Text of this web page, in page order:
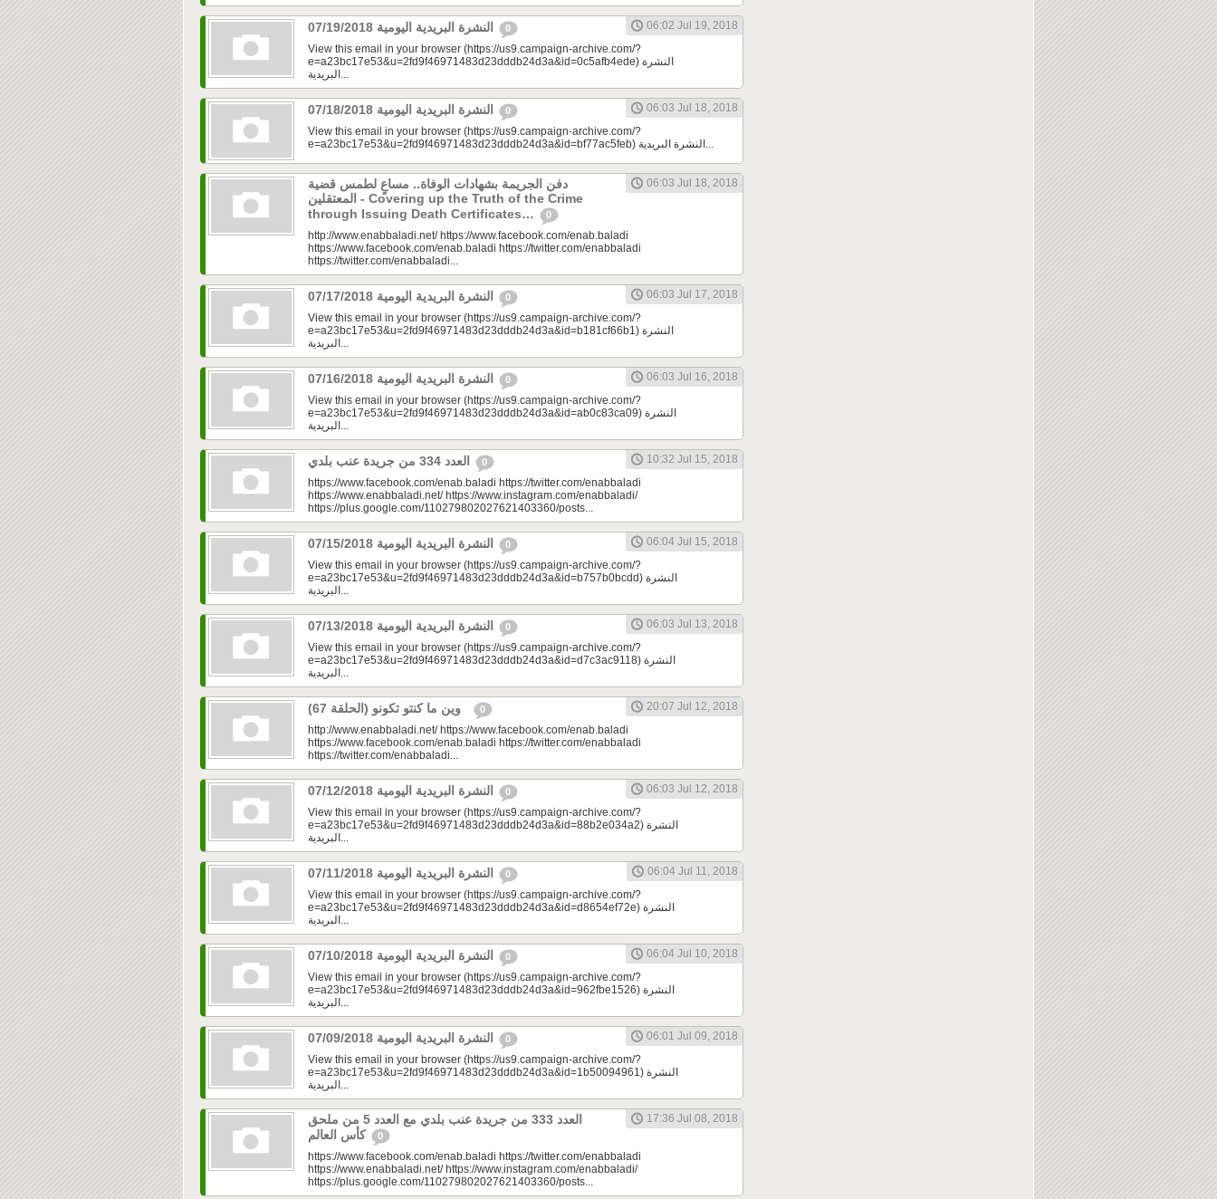
0
06:02 Jul 19, 2018
View this email in your browser (https://us9.campaign-archive.com/?
e=a23bc17e53&u=2fd9f46971483d23dddb24d3a&id=0c5afb4ede) النشرة
البريدية...
0
06:03 Jul 18, 2018
View this email in your browser (https://us9.campaign-archive.com/?
e=a23bc17e53&u=2fd9f46971483d23dddb24d3a&id=bf77ac5feb) النشرة البريدية...
دفن الجريمة بشهادات الوفاة.. مساعٍ لطمس قضية
المعتقلين - Covering up the Truth of the Crime
through Issuing Death Certificates…
0
06:03 Jul 18, 2018
http://www.enabbaladi.net/ https://www.facebook.com/enab.baladi
https://www.facebook.com/enab.baladi https://twitter.com/enabbaladi
https://twitter.com/enabbaladi...
0
06:03 Jul 17, 2018
View this email in your browser (https://us9.campaign-archive.com/?
e=a23bc17e53&u=2fd9f46971483d23dddb24d3a&id=b181cf66b1) النشرة
البريدية...
0
06:03 Jul 16, 2018
View this email in your browser (https://us9.campaign-archive.com/?
e=a23bc17e53&u=2fd9f46971483d23dddb24d3a&id=ab0c83ca09) النشرة
البريدية...
0
10:32 Jul 15, 2018
https://www.facebook.com/enab.baladi https://twitter.com/enabbaladi
https://www.enabbaladi.net/ https://www.instagram.com/enabbaladi/
https://plus.google.com/110279802027621403360/posts...
0
06:04 Jul 15, 2018
View this email in your browser (https://us9.campaign-archive.com/?
e=a23bc17e53&u=2fd9f46971483d23dddb24d3a&id=b757b0bcdd) النشرة
البريدية...
0
06:03 Jul 13, 2018
View this email in your browser (https://us9.campaign-archive.com/?
e=a23bc17e53&u=2fd9f46971483d23dddb24d3a&id=d7c3ac9118) النشرة
البريدية...
0
20:07 Jul 12, 2018
http://www.enabbaladi.net/ https://www.facebook.com/enab.baladi
https://www.facebook.com/enab.baladi https://twitter.com/enabbaladi
https://twitter.com/enabbaladi...
0
06:03 Jul 12, 2018
View this email in your browser (https://us9.campaign-archive.com/?
e=a23bc17e53&u=2fd9f46971483d23dddb24d3a&id=88b2e034a2) النشرة
البريدية...
0
06:04 Jul 11, 2018
View this email in your browser (https://us9.campaign-archive.com/?
e=a23bc17e53&u=2fd9f46971483d23dddb24d3a&id=d8654ef72e) النشرة
البريدية...
0
06:04 Jul 10, 2018
View this email in your browser (https://us9.campaign-archive.com/?
e=a23bc17e53&u=2fd9f46971483d23dddb24d3a&id=962fbe1526) النشرة
البريدية...
0
06:01 Jul 09, 2018
View this email in your browser (https://us9.campaign-archive.com/?
e=a23bc17e53&u=2fd9f46971483d23dddb24d3a&id=1b50094961) النشرة
البريدية...
العدد 333 من جريدة عنب بلدي مع العدد 5 من ملحق
كأس العالم
0
17:36 Jul 08, 2018
https://www.facebook.com/enab.baladi https://twitter.com/enabbaladi
https://www.enabbaladi.net/ https://www.instagram.com/enabbaladi/
https://plus.google.com/110279802027621403360/posts...